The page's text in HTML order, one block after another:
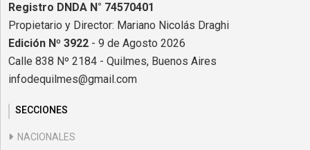
Registro DNDA N° 74570401
Propietario y Director: Mariano Nicolás Draghi
Edición Nº 3922 - 9 de Agosto 2026
Calle 838 Nº 2184 - Quilmes, Buenos Aires
infodequilmes@gmail.com
SECCIONES
NACIONALES